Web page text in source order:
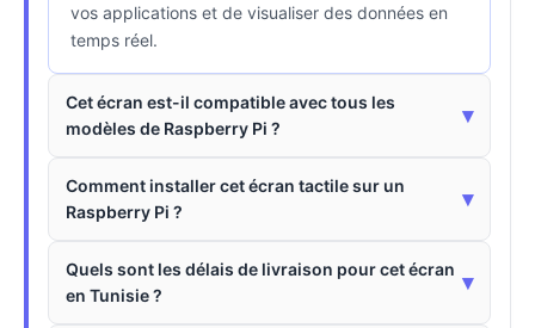
vos applications et de visualiser des données en
temps réel.
Cet écran est-il compatible avec tous les
modèles de Raspberry Pi ?
▾
Comment installer cet écran tactile sur un
Raspberry Pi ?
▾
Quels sont les délais de livraison pour cet écran
en Tunisie ?
▾